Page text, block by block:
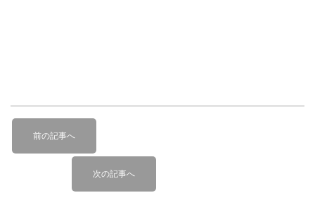
投
ナ
前
前の記事へ
次
次の記事へ